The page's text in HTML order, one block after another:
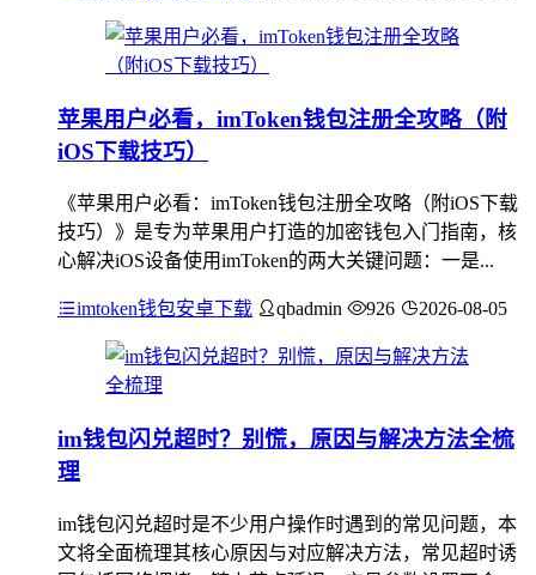
苹果用户必看，imToken钱包注册全攻略（附
iOS下载技巧）
《苹果用户必看：imToken钱包注册全攻略（附iOS下载
技巧）》是专为苹果用户打造的加密钱包入门指南，核
心解决iOS设备使用imToken的两大关键问题：一是...
imtoken钱包安卓下载 qbadmin 926 2026-08-05
im钱包闪兑超时？别慌，原因与解决方法全梳
理
im钱包闪兑超时是不少用户操作时遇到的常见问题，本
文将全面梳理其核心原因与对应解决方法，常见超时诱